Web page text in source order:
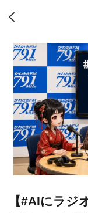
【#AIにラジ